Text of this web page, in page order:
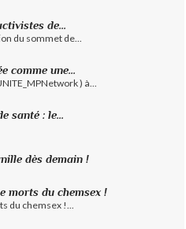
de...
du sommet de...
comme une...
) à...
santé : le...
dès demain !
morts du chemsex !
du chemsex !...